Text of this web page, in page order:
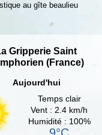
au gîte beaulieu
Gripperie Saint
(France)
Aujourd'hui
Temps clair
Vent : 2.4 km/h
Humidité : 100%